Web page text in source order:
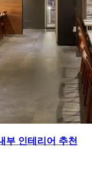
부 인테리어 추천